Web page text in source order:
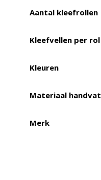
Aantal kleefrollen
Kleefvellen per rol
Kleuren
Materiaal handvat
Merk